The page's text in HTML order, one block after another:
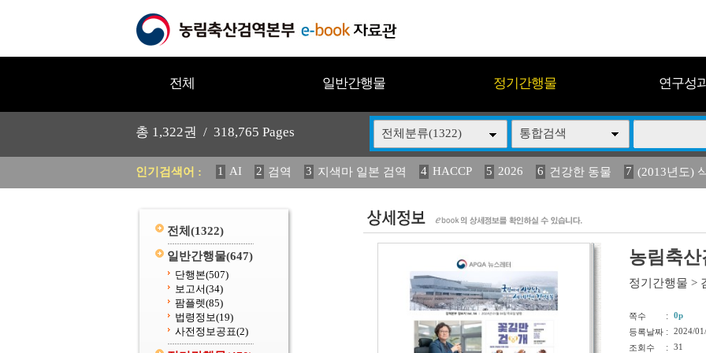
전체 일반간행물 정기간행물 연구성
총 1,322권 / 318,765 Pages 전체분류(1322) 통합검색
인기검색어 : 1 AI 2 검역 3 지색마 일본 검역 4 HACCP 5 2026 6 건강한 동물 7 (2013년도)
11 2025 12 중독성 식물 도감 13 媛 異 14 (2013년도) 식 15 구제역 16 관리 17
전체 (1322)
일반간행물(647)
단행본(507)
보고서(34)
팜플렛(85)
법령정보(19)
사전정보공표(2)
농림축
정기간행물 >
쪽수 :
0p
등록날짜 :
2024/
조회수
: 31